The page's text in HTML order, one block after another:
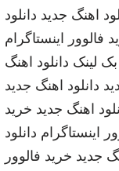
اهنگ جدید دانلود
فالوور اینستاگرام
لینک دانلود اهنگ
دانلود اهنگ جدید
اهنگ جدید خرید
اینستاگرام دانلود
جدید خرید فالوور